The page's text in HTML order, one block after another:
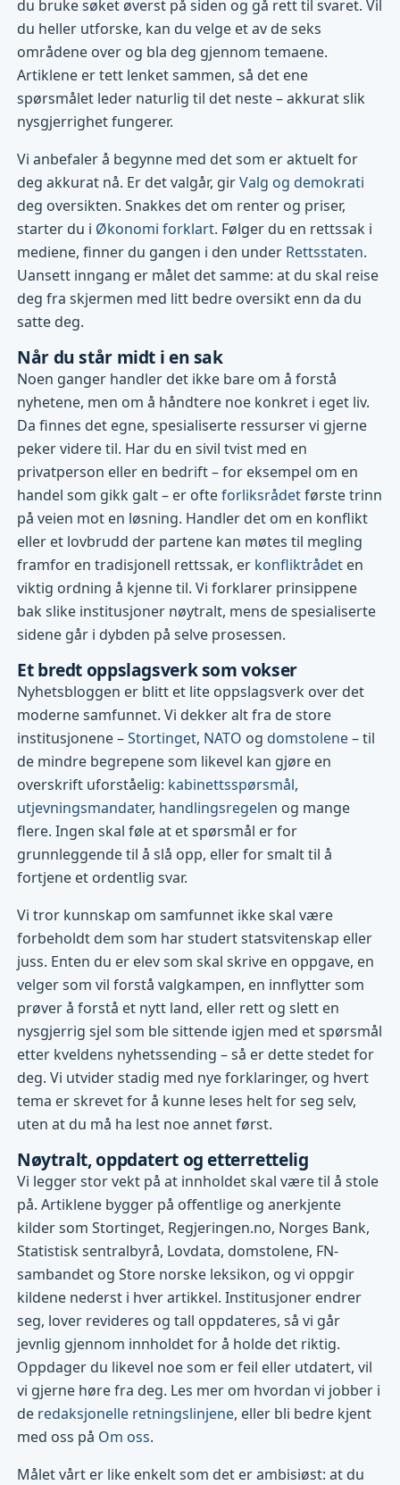
du bruke søket øverst på siden og gå rett til svaret. Vil
du heller utforske, kan du velge et av de seks
områdene over og bla deg gjennom temaene.
Artiklene er tett lenket sammen, så det ene
spørsmålet leder naturlig til det neste – akkurat slik
nysgjerrighet fungerer.
Vi anbefaler å begynne med det som er aktuelt for
deg akkurat nå. Er det valgår, girValg og demokrati
deg oversikten. Snakkes det om renter og priser,
starter du i Økonomi forklart. Følger du en rettssak i
mediene, finner du gangen i den under Rettsstaten.
Uansett inngang er målet det samme: at du skal reise
deg fra skjermen med litt bedre oversikt enn da du
satte deg.
Når du står midt i en sak
Noen ganger handler det ikke bare om å forstå
nyhetene, men om å håndtere noe konkret i eget liv.
Da finnes det egne, spesialiserte ressurser vi gjerne
peker videre til. Har du en sivil tvist med en
privatperson eller en bedrift – for eksempel om en
handel som gikk galt – er ofteforliksrådetførste trinn
på veien mot en løsning. Handler det om en konflikt
eller et lovbrudd der partene kan møtes til megling
framfor en tradisjonell rettssak, er konfliktrådet en
viktig ordning å kjenne til. Vi forklarer prinsippene
bak slike institusjoner nøytralt, mens de spesialiserte
sidene går i dybden på selve prosessen.
Et bredt oppslagsverk som vokser
Nyhetsbloggen er blitt et lite oppslagsverk over det
moderne samfunnet. Vi dekker alt fra de store
institusjonene –Stortinget, NATO ogdomstolene– til
de mindre begrepene som likevel kan gjøre en
overskrift uforståelig: kabinettsspørsmål,
utjevningsmandater, handlingsregelen og mange
flere. Ingen skal føle at et spørsmål er for
grunnleggende til å slå opp, eller for smalt til å
fortjene et ordentlig svar.
Vi tror kunnskap om samfunnet ikke skal være
forbeholdt dem som har studert statsvitenskap eller
juss. Enten du er elev som skal skrive en oppgave, en
velger som vil forstå valgkampen, en innflytter som
prøver å forstå et nytt land, eller rett og slett en
nysgjerrig sjel som ble sittende igjen med et spørsmål
etter kveldens nyhetssending – så er dette stedet for
deg. Vi utvider stadig med nye forklaringer, og hvert
tema er skrevet for å kunne leses helt for seg selv,
uten at du må ha lest noe annet først.
Nøytralt, oppdatert og etterrettelig
Vi legger stor vekt på at innholdet skal være til å stole
på. Artiklene bygger på offentlige og anerkjente
kilder som Stortinget, Regjeringen.no, Norges Bank,
Statistisk sentralbyrå, Lovdata, domstolene, FN-
sambandet og Store norske leksikon, og vi oppgir
kildene nederst i hver artikkel. Institusjoner endrer
seg, lover revideres og tall oppdateres, så vi går
jevnlig gjennom innholdet for å holde det riktig.
Oppdager du likevel noe som er feil eller utdatert, vil
vi gjerne høre fra deg. Les mer om hvordan vi jobber i
de redaksjonelle retningslinjene, eller bli bedre kjent
med oss på Om oss.
Målet vårt er like enkelt som det er ambisiøst: at du